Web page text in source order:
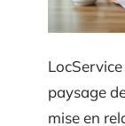
paysage
mise en